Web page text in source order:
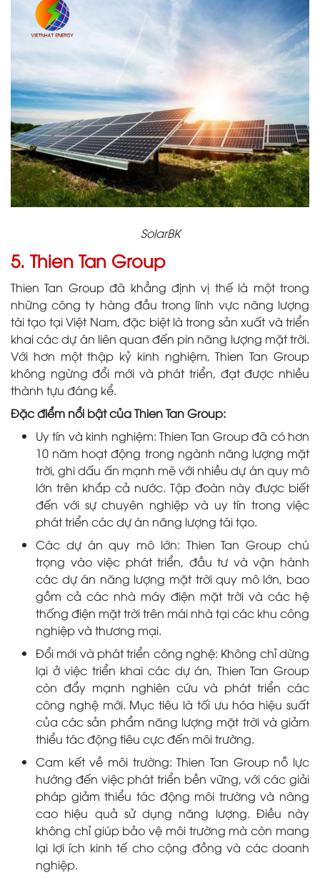
SolarBK
5. Thien Tan Group
Thien Tan Group đã khẳng định vị thế là một trong
những công ty hàng đầu trong lĩnh vực năng lượng
tái tạo tại Việt Nam, đặc biệt là trong sản xuất và triển
khai các dự án liên quan đến pin năng lượng mặt trời.
Với hơn một thập kỷ kinh nghiệm, Thien Tan Group
không ngừng đổi mới và phát triển, đạt được nhiều
thành tựu đáng kể.
Đặc điểm nổi bật của Thien Tan Group:
Uy tín và kinh nghiệm: Thien Tan Group đã có hơn
10 năm hoạt động trong ngành năng lượng mặt
trời, ghi dấu ấn mạnh mẽ với nhiều dự án quy mô
lớn trên khắp cả nước. Tập đoàn này được biết
đến với sự chuyên nghiệp và uy tín trong việc
phát triển các dự án năng lượng tái tạo.
Các dự án quy mô lớn: Thien Tan Group chú
trọng vào việc phát triển, đầu tư và vận hành
các dự án năng lượng mặt trời quy mô lớn, bao
gồm cả các nhà máy điện mặt trời và các hệ
thống điện mặt trời trên mái nhà tại các khu công
nghiệp và thương mại.
Đổi mới và phát triển công nghệ: Không chỉ dừng
lại ở việc triển khai các dự án, Thien Tan Group
còn đẩy mạnh nghiên cứu và phát triển các
công nghệ mới. Mục tiêu là tối ưu hóa hiệu suất
của các sản phẩm năng lượng mặt trời và giảm
thiểu tác động tiêu cực đến môi trường.
Cam kết về môi trường: Thien Tan Group nỗ lực
hướng đến việc phát triển bền vững, với các giải
pháp giảm thiểu tác động môi trường và nâng
cao hiệu quả sử dụng năng lượng. Điều này
không chỉ giúp bảo vệ môi trường mà còn mang
lại lợi ích kinh tế cho cộng đồng và các doanh
nghiệp.